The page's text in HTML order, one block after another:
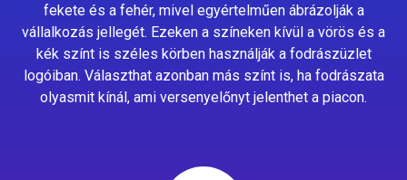
fekete és a fehér, mivel egyértelműen ábrázolják a
vállalkozás jellegét. Ezeken a színeken kívül a vörös és a
kék színt is széles körben használják a fodrászüzlet
logóiban. Választhat azonban más színt is, ha fodrászata
olyasmit kínál, ami versenyelőnyt jelenthet a piacon.